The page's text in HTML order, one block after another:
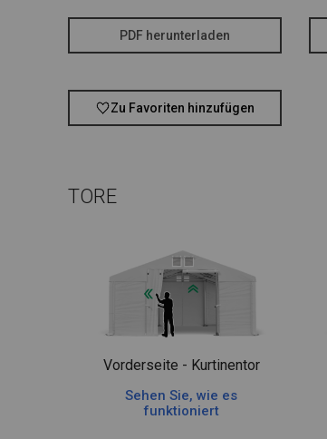
PDF herunterladen
Zu Favoriten hinzufügen
TORE
Vorderseite - Kurtinentor
Sehen Sie, wie es
funktioniert